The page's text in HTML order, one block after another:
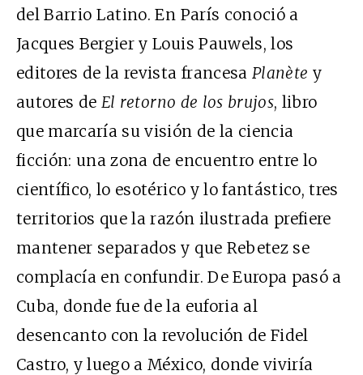
del Barrio Latino. En París conoció a
Jacques Bergier y Louis Pauwels, los
editores de la revista francesa Planète y
autores de El retorno de los brujos, libro
que marcaría su visión de la ciencia
ficción: una zona de encuentro entre lo
científico, lo esotérico y lo fantástico, tres
territorios que la razón ilustrada prefiere
mantener separados y que Rebetez se
complacía en confundir. De Europa pasó a
Cuba, donde fue de la euforia al
desencanto con la revolución de Fidel
Castro, y luego a México, donde viviría